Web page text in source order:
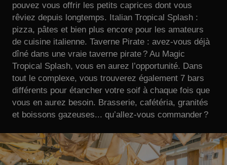
pouvez vous offrir les petits caprices dont vous
rêviez depuis longtemps. Italian Tropical Splash :
pizza, pâtes et bien plus encore pour les amateurs
de cuisine italienne. Taverne Pirate : avez-vous déjà
dîné dans une vraie taverne pirate ? Au Magic
Tropical Splash, vous en aurez l’opportunité. Dans
tout le complexe, vous trouverez également 7 bars
différents pour étancher votre soif à chaque fois que
vous en aurez besoin. Brasserie, cafétéria, granités
et boissons gazeuses... qu’allez-vous commander ?